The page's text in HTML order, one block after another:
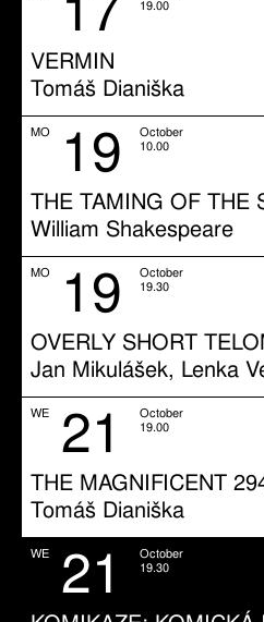
19.00
VERMIN
Tomáš Dianiška
MO 19
October
10.00
THE TAMING OF THE
William Shakespeare
MO 19
October
19.30
OVERLY SHORT
Jan Mikulášek, Lenka
WE 21
October
19.00
THE MAGNIFICENT
Tomáš Dianiška
WE 21
October
19.30